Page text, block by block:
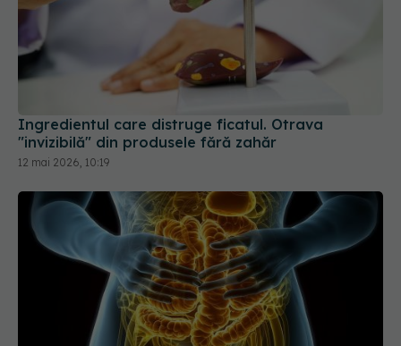
Ingredientul care distruge ficatul. Otrava
"invizibilă" din produsele fără zahăr
12 mai 2026, 10:19